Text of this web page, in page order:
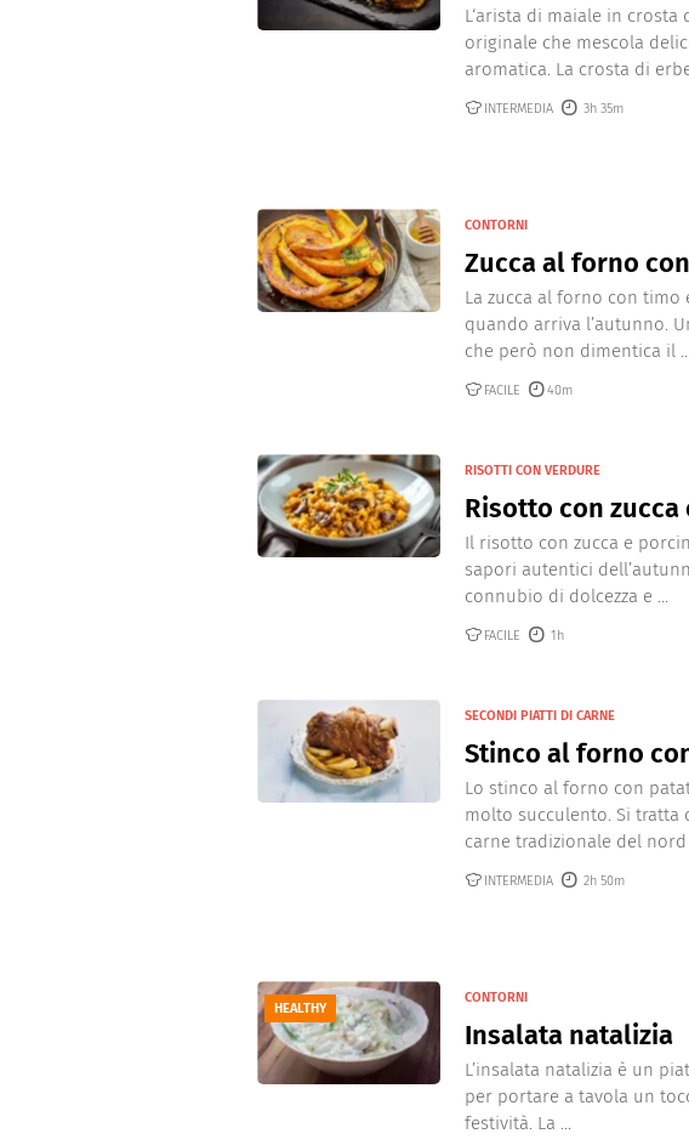
L‘arista di maiale in
originale che mescola
aromatica. La crosta di
INTERMEDIA 3h 35m
CONTORNI
Zucca al forno
La zucca al forno con
quando arriva l’autunno.
che però non dimentica il ...
FACILE 40m
RISOTTI CON VERDURE
Risotto con zucca
Il risotto con zucca e
sapori autentici
connubio di dolcezza e ...
FACILE 1h
SECONDI PIATTI DI CARNE
Stinco al forno
Lo stinco al forno con
molto succulento. Si
carne tradizionale del nord
INTERMEDIA 2h 50m
HEALTHY
CONTORNI
Insalata natalizia
L’insalata natalizia è un
per portare a tavola un
festività. La ...